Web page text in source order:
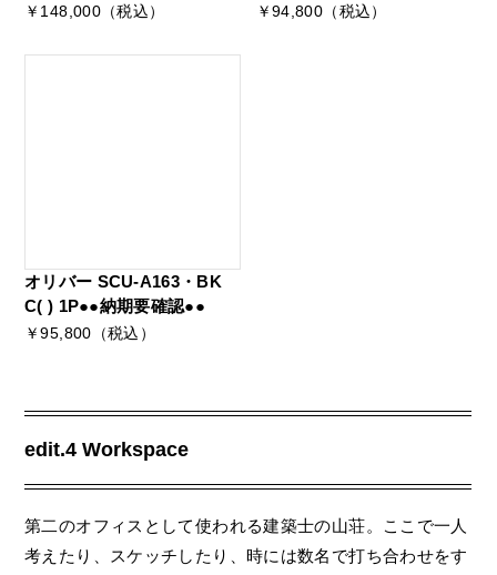
￥148,000（税込） ￥94,800（税込）
オリバー SCU-A163・BK
C( ) 1P●●納期要確認●●
￥95,800（税込）
edit.4 Workspace
第二のオフィスとして使われる建築士の山荘。ここで一人
考えたり、スケッチしたり、時には数名で打ち合わせをす